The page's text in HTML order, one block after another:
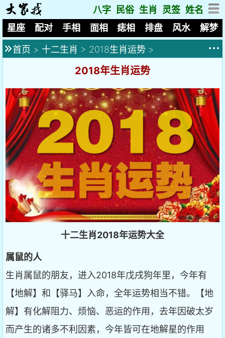
八字 民俗 生肖 灵签 姓名
星座
配对 手相 面相 痣相 排盘 风水 解梦
首页 > 十二生肖 > 2018生肖运势 >
2018年生肖运势
十二生肖2018年运势大全
属鼠的人
生肖属鼠的朋友，进入2018年戊戌狗年里，今年有
【地解】和【驿马】入命，全年运势相当不错。【地
解】有化解阻力、烦恼、恶运的作用，去年因破太岁
而产生的诸多不利因素，今年皆可在地解星的作用